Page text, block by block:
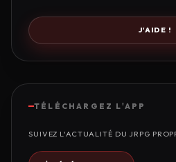
J'AIDE !
TÉLÉCHARGEZ L'APP
SUIVEZ L'ACTUALITÉ DU JRPG